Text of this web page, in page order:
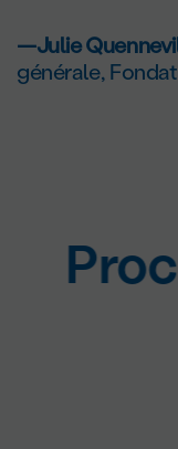
—Julie
générale,